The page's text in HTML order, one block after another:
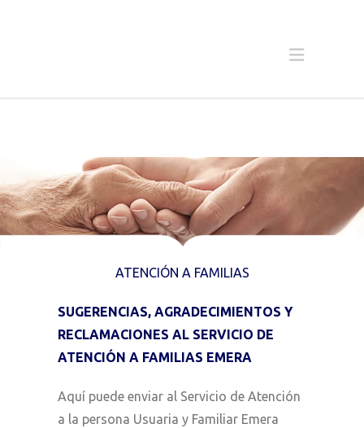
ATENCIÓN A FAMILIAS
SUGERENCIAS, AGRADECIMIENTOS Y
RECLAMACIONES AL SERVICIO DE
ATENCIÓN A FAMILIAS EMERA
Aquí puede enviar al Servicio de Atención
a la persona Usuaria y Familiar Emera